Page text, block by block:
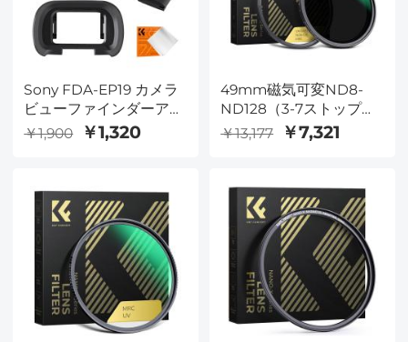
Sony FDA-EP19 カメラ
ビューファインダーアイ
カップ*2+ホットシュー
レベル*2+掃除機クリー
A7SM3、A9III、A1用
￥1,900 ￥1,320
49mm磁気可変ND8-
ND128（3-7ストップ）
レンズフィルター-
Nano-X
￥13,177 ￥7,321